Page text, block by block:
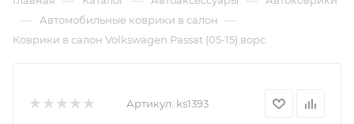
— Автомобильные коврики в салон —
Коврики в салон Volkswagen Passat (05-15) ворс
Артикул: ks1393